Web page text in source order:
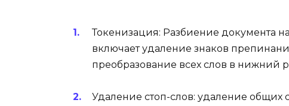
Токенизация: Разбиение документа
включает удаление знаков
преобразование всех слов в нижний
Удаление стоп-слов: удаление общих